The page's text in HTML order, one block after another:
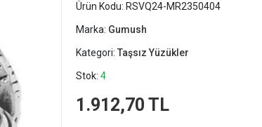
Ürün Kodu: RSVQ24-MR2350404
Marka: Gumush
Kategori: Taşsız Yüzükler
Stok: 4
1.912,70 TL